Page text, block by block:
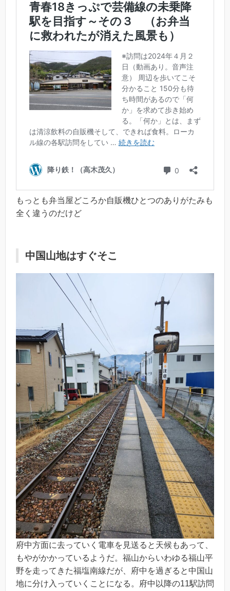
もっとも弁当屋どころか自販機ひとつのありがたみも
全く違うのだけど
中国山地はすぐそこ
府中方面に去っていく電車を見送ると天候もあって、
もやがかかっているようだ。福山からいわゆる福山平
野を走ってきた福塩南線だが、府中を過ぎると中国山
地に分け入っていくことになる。府中以降の11駅訪問